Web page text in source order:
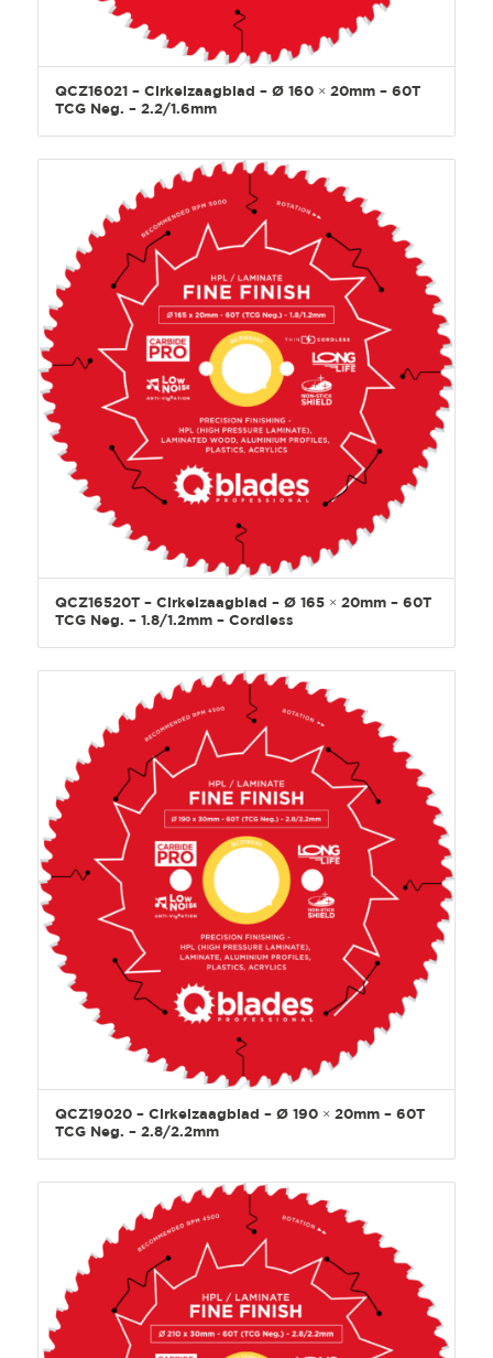
QCZ16021 – Cirkelzaagblad – Ø 160 × 20mm – 60T
TCG Neg. – 2.2/1.6mm
QCZ16520T – Cirkelzaagblad – Ø 165 × 20mm – 60T
TCG Neg. – 1.8/1.2mm – Cordless
QCZ19020 – Cirkelzaagblad – Ø 190 × 20mm – 60T
TCG Neg. – 2.8/2.2mm